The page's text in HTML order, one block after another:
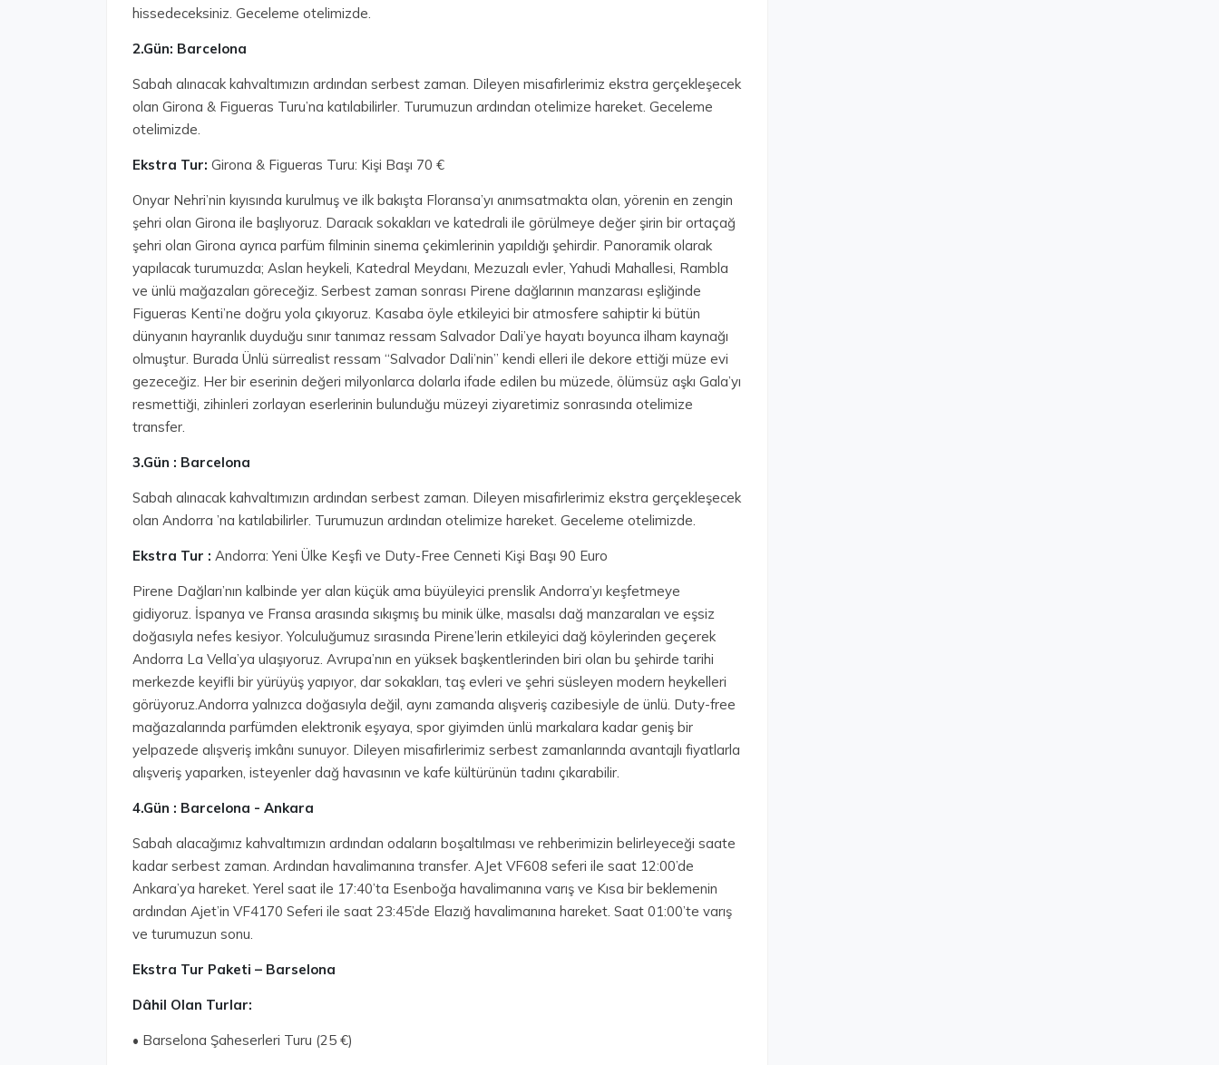
hissedeceksiniz. Geceleme otelimizde.
2.Gün: Barcelona
Sabah alınacak kahvaltımızın ardından serbest zaman. Dileyen misafirlerimiz ekstra gerçekleşecek
olan Girona & Figueras Turu’na katılabilirler. Turumuzun ardından otelimize hareket. Geceleme
otelimizde.
Ekstra Tur: Girona & Figueras Turu: Kişi Başı 70 €
Onyar Nehri’nin kıyısında kurulmuş ve ilk bakışta Floransa’yı anımsatmakta olan, yörenin en zengin
şehri olan Girona ile başlıyoruz. Daracık sokakları ve katedrali ile görülmeye değer şirin bir ortaçağ
şehri olan Girona ayrıca parfüm filminin sinema çekimlerinin yapıldığı şehirdir. Panoramik olarak
yapılacak turumuzda; Aslan heykeli, Katedral Meydanı, Mezuzalı evler, Yahudi Mahallesi, Rambla
ve ünlü mağazaları göreceğiz. Serbest zaman sonrası Pirene dağlarının manzarası eşliğinde
Figueras Kenti’ne doğru yola çıkıyoruz. Kasaba öyle etkileyici bir atmosfere sahiptir ki bütün
dünyanın hayranlık duyduğu sınır tanımaz ressam Salvador Dali’ye hayatı boyunca ilham kaynağı
olmuştur. Burada Ünlü sürrealist ressam “Salvador Dali’nin” kendi elleri ile dekore ettiği müze evi
gezeceğiz. Her bir eserinin değeri milyonlarca dolarla ifade edilen bu müzede, ölümsüz aşkı Gala’yı
resmettiği, zihinleri zorlayan eserlerinin bulunduğu müzeyi ziyaretimiz sonrasında otelimize
transfer.
3.Gün : Barcelona
Sabah alınacak kahvaltımızın ardından serbest zaman. Dileyen misafirlerimiz ekstra gerçekleşecek
olan Andorra ’na katılabilirler. Turumuzun ardından otelimize hareket. Geceleme otelimizde.
Ekstra Tur : Andorra: Yeni Ülke Keşfi ve Duty-Free Cenneti Kişi Başı 90 Euro
Pirene Dağları’nın kalbinde yer alan küçük ama büyüleyici prenslik Andorra’yı keşfetmeye
gidiyoruz. İspanya ve Fransa arasında sıkışmış bu minik ülke, masalsı dağ manzaraları ve eşsiz
doğasıyla nefes kesiyor. Yolculuğumuz sırasında Pirene’lerin etkileyici dağ köylerinden geçerek
Andorra La Vella’ya ulaşıyoruz. Avrupa’nın en yüksek başkentlerinden biri olan bu şehirde tarihi
merkezde keyifli bir yürüyüş yapıyor, dar sokakları, taş evleri ve şehri süsleyen modern heykelleri
görüyoruz.Andorra yalnızca doğasıyla değil, aynı zamanda alışveriş cazibesiyle de ünlü. Duty-free
mağazalarında parfümden elektronik eşyaya, spor giyimden ünlü markalara kadar geniş bir
yelpazede alışveriş imkânı sunuyor. Dileyen misafirlerimiz serbest zamanlarında avantajlı fiyatlarla
alışveriş yaparken, isteyenler dağ havasının ve kafe kültürünün tadını çıkarabilir.
4.Gün : Barcelona - Ankara
Sabah alacağımız kahvaltımızın ardından odaların boşaltılması ve rehberimizin belirleyeceği saate
kadar serbest zaman. Ardından havalimanına transfer. AJet VF608 seferi ile saat 12:00’de
Ankara’ya hareket. Yerel saat ile 17:40’ta Esenboğa havalimanına varış ve Kısa bir beklemenin
ardından Ajet’in VF4170 Seferi ile saat 23:45’de Elazığ havalimanına hareket. Saat 01:00’te varış
ve turumuzun sonu.
Ekstra Tur Paketi – Barselona
Dâhil Olan Turlar:
• Barselona Şaheserleri Turu (25 €)